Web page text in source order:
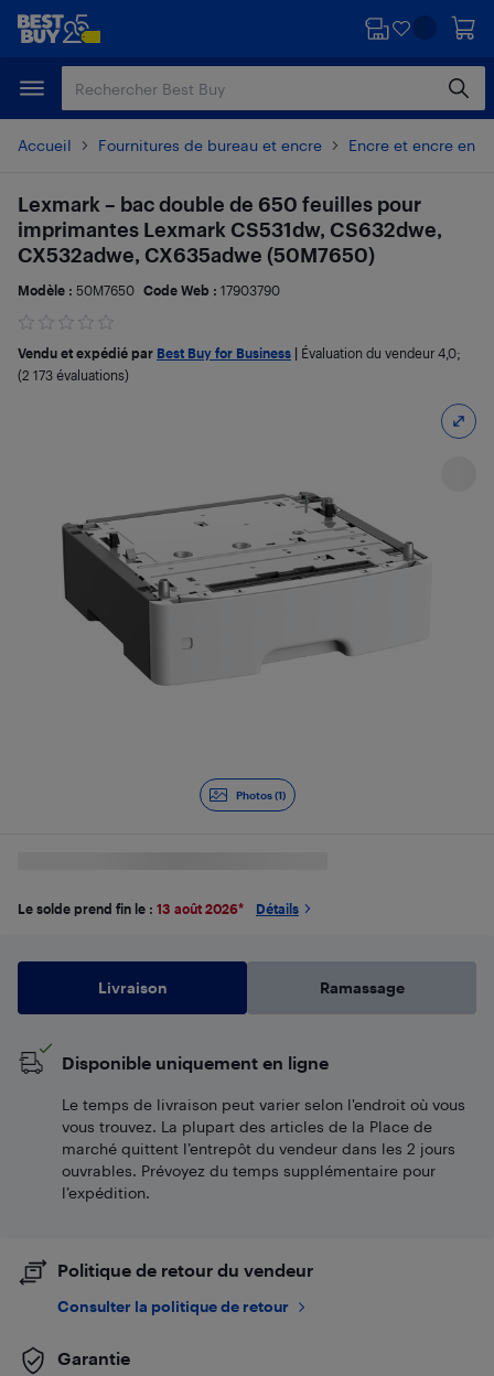
Passer
principal
Passer
Accueil Fournitures de bureau et encre Encre et encre en
Photos (1)
Lexmark – bac double de 650 feuilles pour
imprimantes Lexmark CS531dw, CS632dwe,
CX532adwe, CX635adwe (50M7650)
Modèle : 50M7650 Code Web : 17903790
Vendu et expédié par Best Buy for Business Évaluation du vendeur 4,0;
(2 173 évaluations)
Le solde prend fin le : 13 août 2026* Détails
Livraison Ramassage
Disponible uniquement en ligne
Le temps de livraison peut varier selon l'endroit où vous
vous trouvez. La plupart des articles de la Place de
marché quittent l’entrepôt du vendeur dans les 2 jours
ouvrables. Prévoyez du temps supplémentaire pour
l’expédition.
Politique de retour du vendeur
Consulter la politique de retour
Garantie